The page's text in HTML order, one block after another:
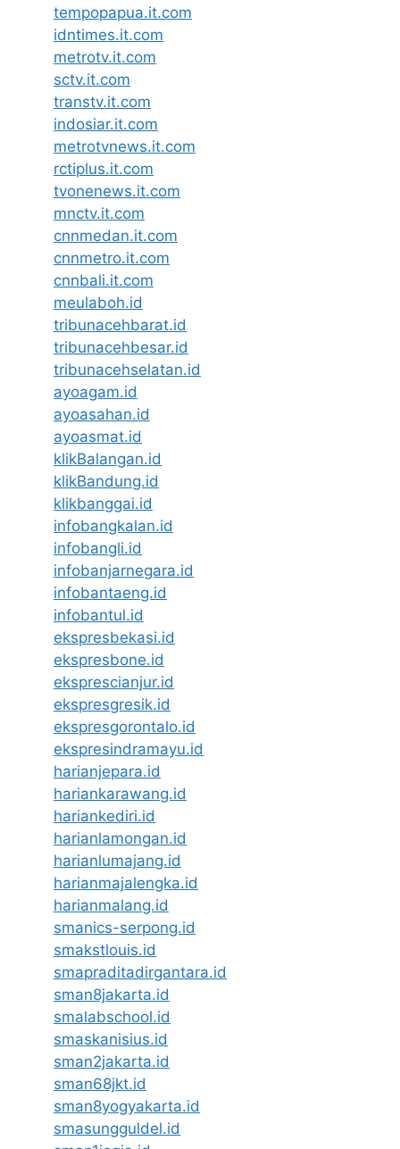
tempopapua.it.com
idntimes.it.com
metrotv.it.com
sctv.it.com
transtv.it.com
indosiar.it.com
metrotvnews.it.com
rctiplus.it.com
tvonenews.it.com
mnctv.it.com
cnnmedan.it.com
cnnmetro.it.com
cnnbali.it.com
meulaboh.id
tribunacehbarat.id
tribunacehbesar.id
tribunacehselatan.id
ayoagam.id
ayoasahan.id
ayoasmat.id
klikBalangan.id
klikBandung.id
klikbanggai.id
infobangkalan.id
infobangli.id
infobanjarnegara.id
infobantaeng.id
infobantul.id
ekspresbekasi.id
ekspresbone.id
eksprescianjur.id
ekspresgresik.id
ekspresgorontalo.id
ekspresindramayu.id
harianjepara.id
hariankarawang.id
hariankediri.id
harianlamongan.id
harianlumajang.id
harianmajalengka.id
harianmalang.id
smanics-serpong.id
smakstlouis.id
smapraditadirgantara.id
sman8jakarta.id
smalabschool.id
smaskanisius.id
sman2jakarta.id
sman68jkt.id
sman8yogyakarta.id
smasungguldel.id